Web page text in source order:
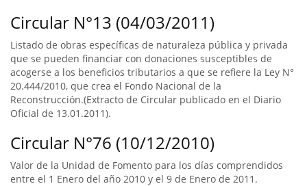
Circular N°13 (04/03/2011)
Listado de obras específicas de naturaleza pública y privada
que se pueden financiar con donaciones susceptibles de
acogerse a los beneficios tributarios a que se refiere la Ley N°
20.444/2010, que crea el Fondo Nacional de la
Reconstrucción.(Extracto de Circular publicado en el Diario
Oficial de 13.01.2011).
Circular N°76 (10/12/2010)
Valor de la Unidad de Fomento para los días comprendidos
entre el 1 Enero del año 2010 y el 9 de Enero de 2011.